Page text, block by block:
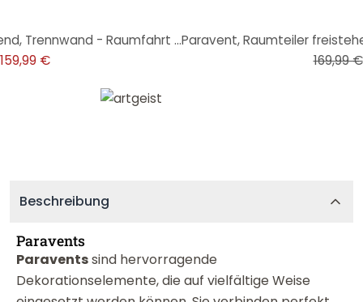
Paravent, Raumteiler freistehend, Trennwand - Raumfahrt , 5-teilig - 225x172 cm
159,99 €
169,99 €
Beschreibung
Paravents
Paraventssind hervorragende
Dekorationselemente, die auf vielfältige Weise